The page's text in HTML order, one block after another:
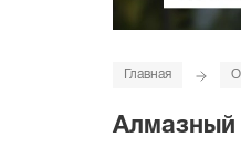
Главная
Алмазный